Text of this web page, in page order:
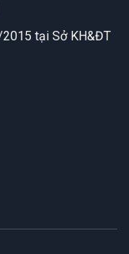
tại Sở KH&ĐT